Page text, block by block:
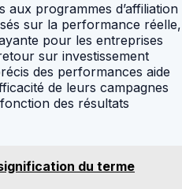
aux programmes d’affiliation
sur la performance réelle,
pour les entreprises
sur investissement
des performances aide
de leurs campagnes
des résultats
du terme